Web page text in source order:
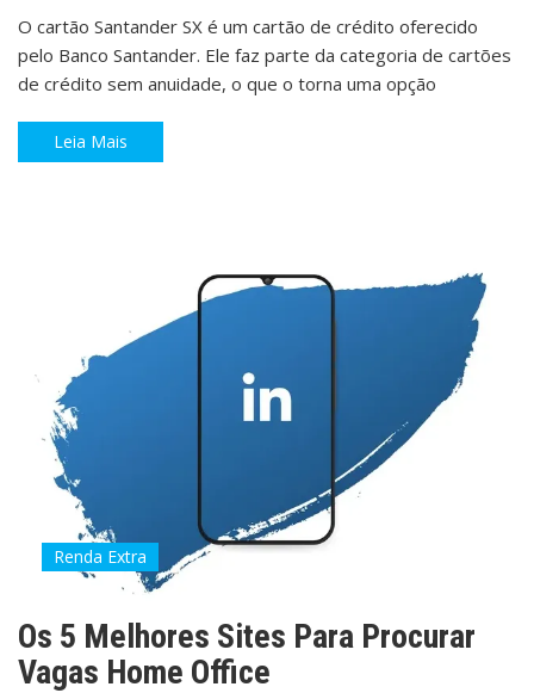
O cartão Santander SX é um cartão de crédito oferecido
pelo Banco Santander. Ele faz parte da categoria de cartões
de crédito sem anuidade, o que o torna uma opção
Leia Mais
Renda Extra
Os 5 Melhores Sites Para Procurar
Vagas Home Office